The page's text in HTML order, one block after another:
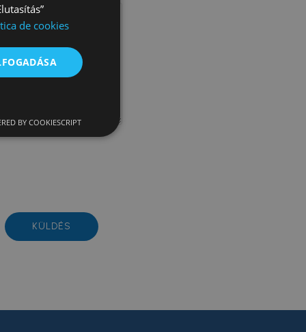
HUNGARIAN
de cookies
BY COOKIESCRIPT